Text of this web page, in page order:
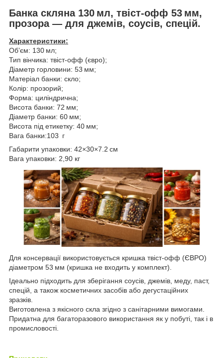
Банка скляна 130 мл, твіст‑офф 53 мм,
прозора — для джемів, соусів, спецій.
Характеристики:
Об’єм: 130 мл;
Тип вінчика: твіст-офф (євро);
Діаметр горловини: 53 мм;
Матеріал банки: скло;
Колір: прозорий;
Форма: циліндрична;
Висота банки: 72 мм;
Діаметр банки: 60 мм;
Висота під етикетку: 40 мм;
Вага банки:103 г
Габарити упаковки: 42×30×7.2 см
Вага упаковки: 2,90 кг
Для консервації використовується кришка твіст-офф (ЄВРО)
діаметром 53 мм (кришка не входить у комплект).
Ідеально підходить для зберігання соусів, джемів, меду, паст,
спецій, а також косметичних засобів або дегустаційних
зразків.
Виготовлена з якісного скла згідно з санітарними вимогами.
Придатна для багаторазового використання як у побуті, так і в
промисловості.